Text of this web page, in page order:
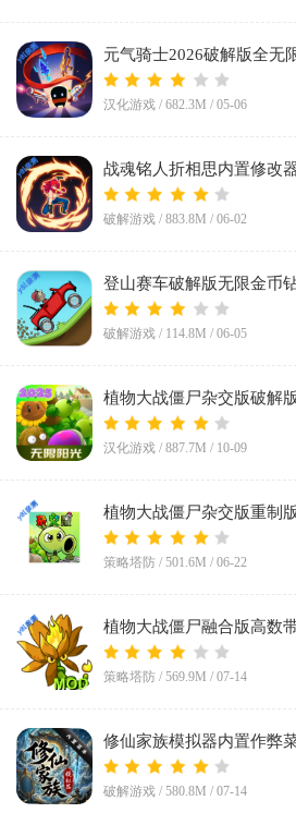
元气骑士2026破解版全无
Knight)v8.2.0
汉化游戏 / 682.3M / 05-06
战魂铭人折相思内置修改
破解游戏 / 883.8M / 06-02
登山赛车破解版无限金币
破解游戏 / 114.8M / 06-05
植物大战僵尸杂交版破解
(Plants vs Zombies Super
汉化游戏 / 887.7M / 10-09
植物大战僵尸杂交版重制
v0.23.0.0
策略塔防 / 501.6M / 06-22
植物大战僵尸融合版高数
菜单(PlantsVsZombiesRH-
策略塔防 / 569.9M / 07-14
修仙家族模拟器内置作弊
v10.1.6
破解游戏 / 580.8M / 07-14